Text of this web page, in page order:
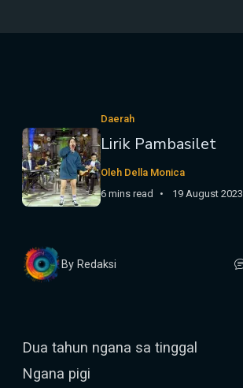
Daerah
Lirik Pambasilet
Oleh Della Monica
6 mins read
19 August 2023
By Redaksi
Dua tahun ngana sa tinggal
Ngana pigi